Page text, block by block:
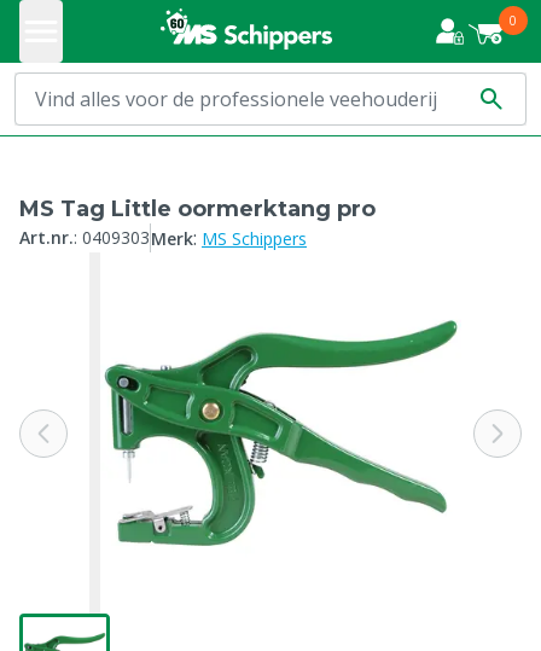
0
MS Tag Little oormerktang pro
Art.nr.: 0409303Merk: MS Schippers